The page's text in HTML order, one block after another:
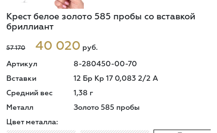
Крест белое золото 585 пробы со вставкой
бриллиант
57 170 40 020 руб.
Артикул 8-280450-00-70
Вставки 12 Бр Кр 17 0,083 2/2 А
Средний вес 1,38 г
Металл Золото 585 пробы
Цвет металла: